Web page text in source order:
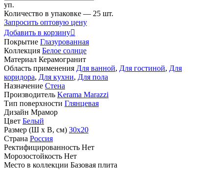
уп.
Количество в упаковке — 25 шт.
Запросить оптовую цену
Добавить в корзину
Покрытие Глазурованная
Коллекция Белое солнце
Материал Керамогранит
Область применения Для ванной, Для гостиной, Для
коридора, Для кухни, Для пола
Назначение Стена
Производитель Kerama Marazzi
Тип поверхности Глянцевая
Дизайн Мрамор
Цвет Белый
Размер (Ш х В, см) 30х20
Страна Россия
Ректифицированность Нет
Морозостойкость Нет
Место в коллекции Базовая плита